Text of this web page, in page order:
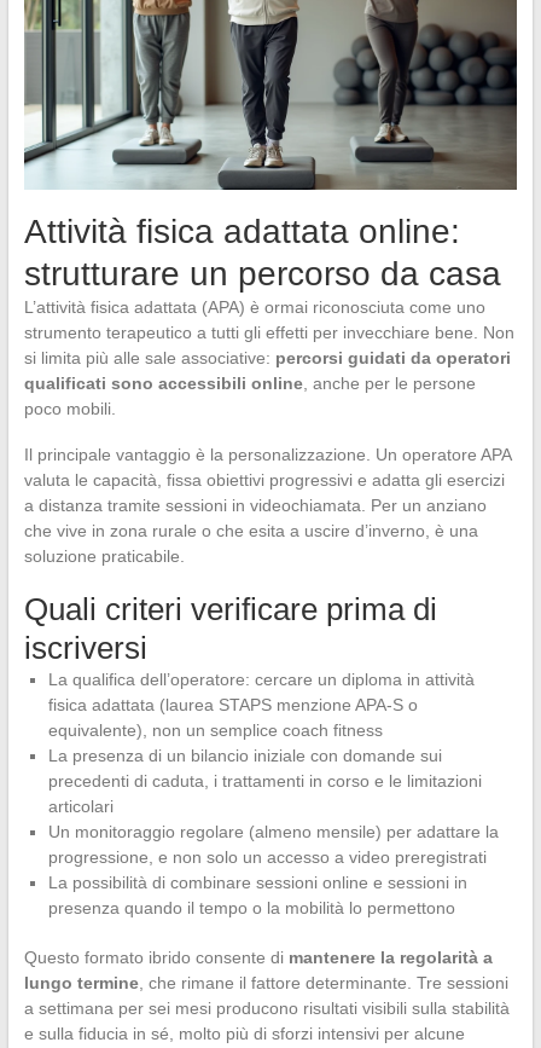
Attività fisica adattata online:
strutturare un percorso da casa
L’attività fisica adattata (APA) è ormai riconosciuta come uno
strumento terapeutico a tutti gli effetti per invecchiare bene. Non
si limita più alle sale associative: percorsi guidati da operatori
qualificati sono accessibili online, anche per le persone
poco mobili.
Il principale vantaggio è la personalizzazione. Un operatore APA
valuta le capacità, fissa obiettivi progressivi e adatta gli esercizi
a distanza tramite sessioni in videochiamata. Per un anziano
che vive in zona rurale o che esita a uscire d’inverno, è una
soluzione praticabile.
Quali criteri verificare prima di
iscriversi
La qualifica dell’operatore: cercare un diploma in attività
fisica adattata (laurea STAPS menzione APA-S o
equivalente), non un semplice coach fitness
La presenza di un bilancio iniziale con domande sui
precedenti di caduta, i trattamenti in corso e le limitazioni
articolari
Un monitoraggio regolare (almeno mensile) per adattare la
progressione, e non solo un accesso a video preregistrati
La possibilità di combinare sessioni online e sessioni in
presenza quando il tempo o la mobilità lo permettono
Questo formato ibrido consente di mantenere la regolarità a
lungo termine, che rimane il fattore determinante. Tre sessioni
a settimana per sei mesi producono risultati visibili sulla stabilità
e sulla fiducia in sé, molto più di sforzi intensivi per alcune